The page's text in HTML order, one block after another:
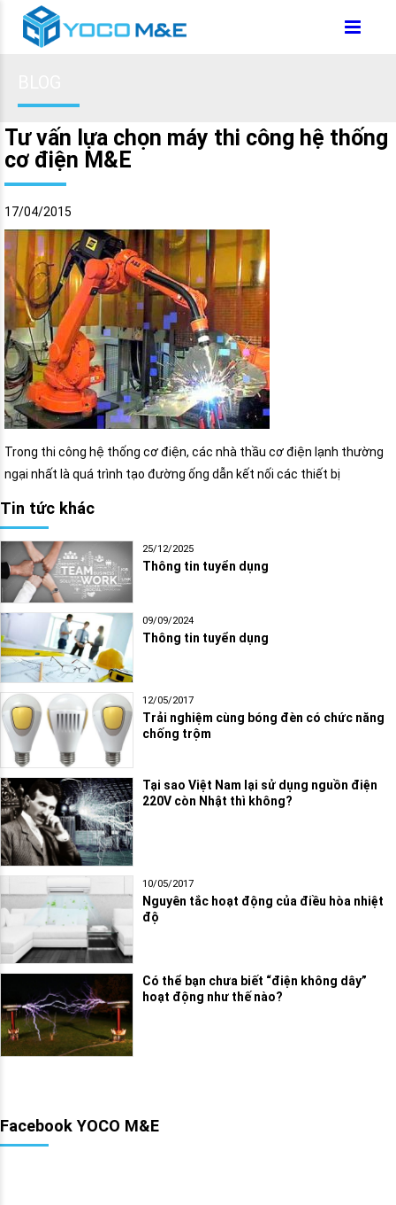
Tư vấn lựa chọn máy thi công hệ thống
cơ điện M&E
17/04/2015
Trong thi công hệ thống cơ điện, các nhà thầu cơ điện lạnh thường
ngại nhất là quá trình tạo đường ống dẫn kết nối các thiết bị
Tin tức khác
25/12/2025
Thông tin tuyển dụng
09/09/2024
Thông tin tuyển dụng
12/05/2017
Trải nghiệm cùng bóng đèn có chức năng
chống trộm
Tại sao Việt Nam lại sử dụng nguồn điện
220V còn Nhật thì không?
10/05/2017
Nguyên tắc hoạt động của điều hòa nhiệt
độ
Có thể bạn chưa biết “điện không dây”
hoạt động như thế nào?
Facebook YOCO M&E